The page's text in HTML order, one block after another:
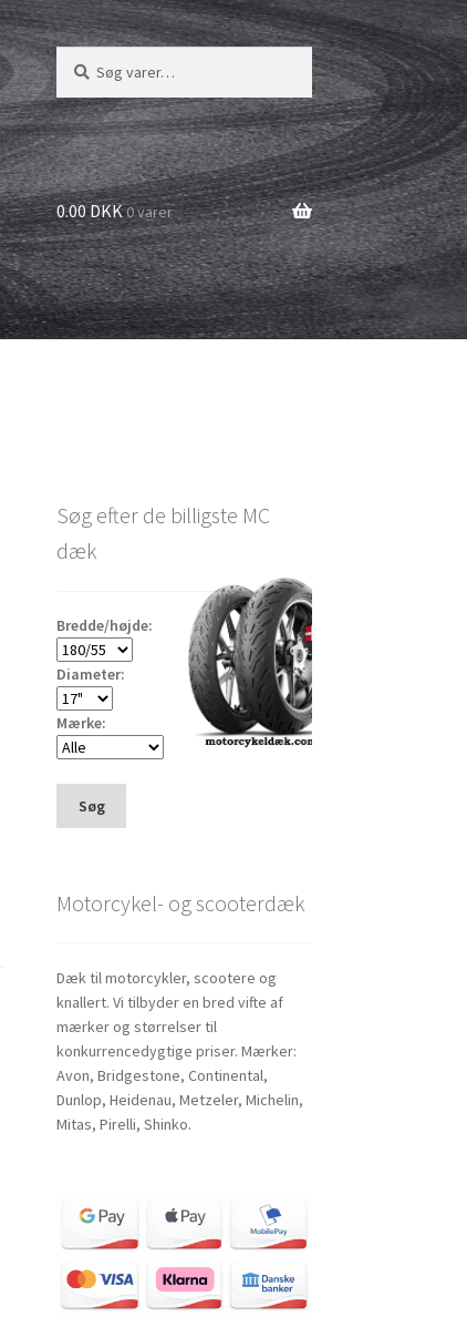
Søg
efter:
Søg
0.00 DKK0 varer
Søg efter de billigste MC
dæk
Bredde/højde:
Diameter:
Mærke:
Søg
Motorcykel- og scooterdæk
Dæk til motorcykler, scootere og
knallert. Vi tilbyder en bred vifte af
mærker og størrelser til
konkurrencedygtige priser. Mærker:
Avon, Bridgestone, Continental,
Dunlop, Heidenau, Metzeler, Michelin,
Mitas, Pirelli, Shinko.